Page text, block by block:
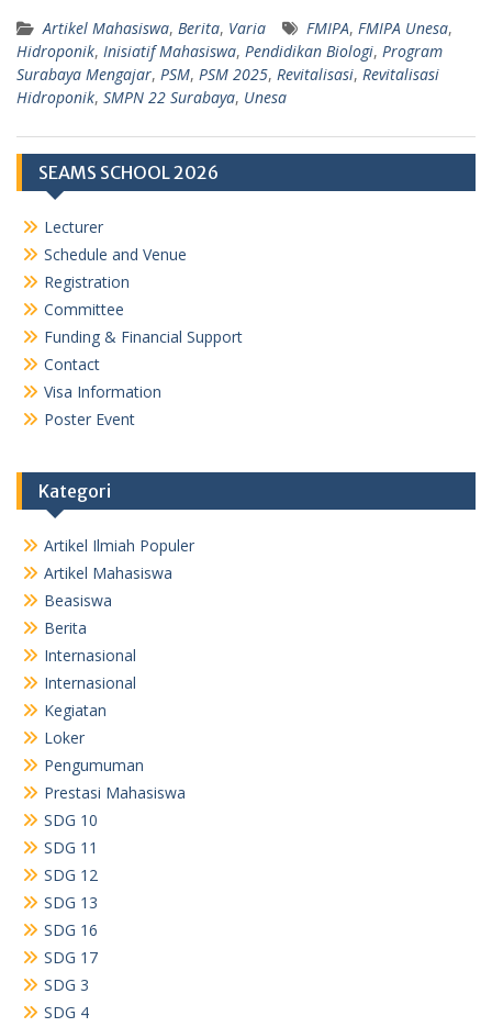
Artikel Mahasiswa, Berita, Varia FMIPA, FMIPA Unesa,
Hidroponik, Inisiatif Mahasiswa, Pendidikan Biologi, Program
Surabaya Mengajar, PSM, PSM 2025, Revitalisasi, Revitalisasi
Hidroponik, SMPN 22 Surabaya, Unesa
SEAMS SCHOOL 2026
Lecturer
Schedule and Venue
Registration
Committee
Funding & Financial Support
Contact
Visa Information
Poster Event
Kategori
Artikel Ilmiah Populer
Artikel Mahasiswa
Beasiswa
Berita
Internasional
Internasional
Kegiatan
Loker
Pengumuman
Prestasi Mahasiswa
SDG 10
SDG 11
SDG 12
SDG 13
SDG 16
SDG 17
SDG 3
SDG 4